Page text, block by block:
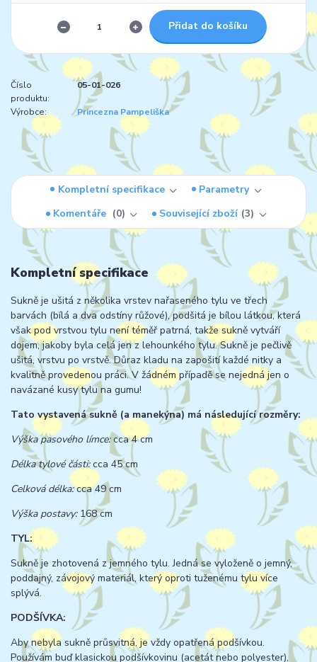
Přidat do košíku
Číslo
produktu:
05-01-026
Výrobce: Princezna Pampeliška
Kompletní specifikace
Parametry
Komentáře
0 Související zboží 3
Kompletní specifikace
Sukně je ušitá z několika vrstev nařaseného tylu ve třech
barvách (bílá a dva odstíny růžové), podšitá je bílou látkou, která
však pod vrstvou tylu není téměř patrná, takže sukně vytváří
dojem, jakoby byla celá jen z lehounkého tylu. Sukně je pečlivě
ušitá, vrstvu po vrstvě. Důraz kladu na zapošití každé nitky a
kvalitně provedenou práci. V žádném případě se nejedná jen o
navázané kusy tylu na gumu!
Tato vystavená sukně (a manekýna) má následující rozměry:
Výška pasového límce:cca 4 cm
Délka tylové části:cca 45 cm
Celková délka:cca 49 cm
Výška postavy:168 cm
TYL:
Sukně je zhotovená z jemného tylu. Jedná se vyloženě o jemný,
poddajný, závojový materiál, který oproti tuženému tylu více
splývá.
PODŠÍVKA:
Aby nebyla sukně průsvitná, je vždy opatřená podšívkou.
Používám buď klasickou podšívkovinu (acetát nebo polyester),